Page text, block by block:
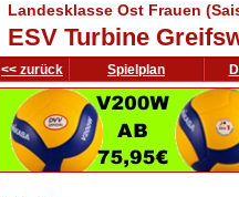
Landesklasse Ost Frauen
ESV Turbine
<< zurück Spielplan